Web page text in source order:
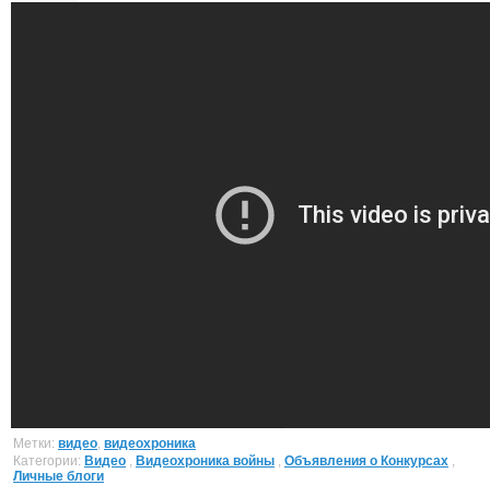
Метки: видео, видеохроника
Категории: Видео , Видеохроника войны , Объявления о Конкурсах ,
Личные блоги